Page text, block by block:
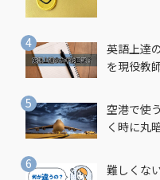
英語上達
を現役教
空港で使
く時に丸
難しくな